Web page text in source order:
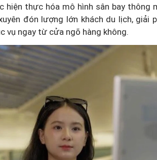
hiện thực hóa mô hình sân bay thông
đón lượng lớn khách du lịch, giải
vụ ngay từ cửa ngõ hàng không.